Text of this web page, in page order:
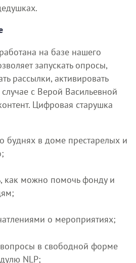
на базе нашего
запускать опросы,
рассылки, активировать
с Верой Васильевной
Цифровая старушка
буднях в доме престарелых и
как можно помочь фонду и
о мероприятиях;
вопросы в свободной форме
NLP;